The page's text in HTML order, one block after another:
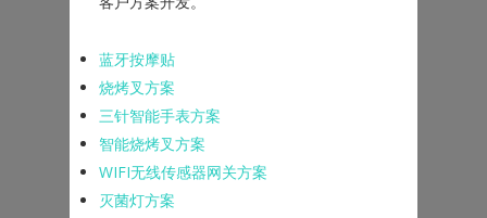
蓝牙按摩贴
烧烤叉方案
三针智能手表方案
智能烧烤叉方案
WIFI无线传感器网关方案
灭菌灯方案